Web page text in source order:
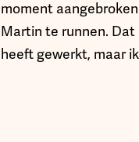
moment
Martin te runnen.
heeft gewerkt, maar